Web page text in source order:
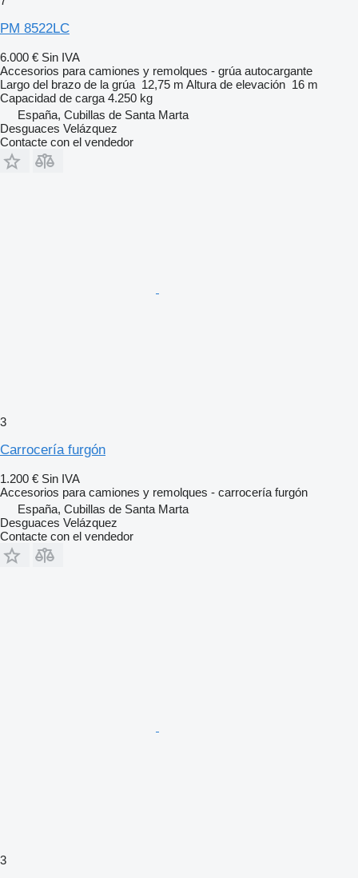
PM 8522LC
6.000 € Sin IVA
Accesorios para camiones y remolques - grúa autocargante
Largo del brazo de la grúa 12,75 m Altura de elevación 16 m
Capacidad de carga 4.250 kg
España, Cubillas de Santa Marta
Desguaces Velázquez
Contacte con el vendedor
3
Carrocería furgón
1.200 € Sin IVA
Accesorios para camiones y remolques - carrocería furgón
España, Cubillas de Santa Marta
Desguaces Velázquez
Contacte con el vendedor
3